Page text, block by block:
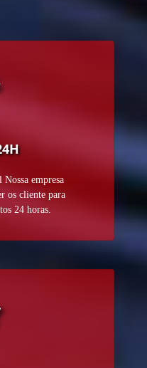
empresa
os cliente para
24 horas.